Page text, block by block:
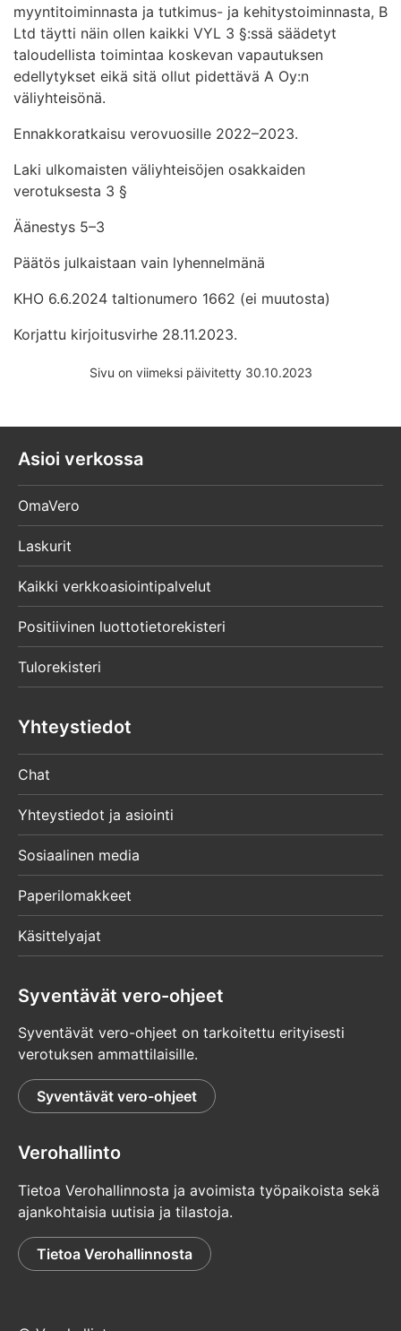
myyntitoiminnasta ja tutkimus- ja kehitystoiminnasta, B
Ltd täytti näin ollen kaikki VYL 3 §:ssä säädetyt
taloudellista toimintaa koskevan vapautuksen
edellytykset eikä sitä ollut pidettävä A Oy:n
väliyhteisönä.
Ennakkoratkaisu verovuosille 2022–2023.
Laki ulkomaisten väliyhteisöjen osakkaiden
verotuksesta 3 §
Äänestys 5–3
Päätös julkaistaan vain lyhennelmänä
KHO 6.6.2024 taltionumero 1662 (ei muutosta)
Korjattu kirjoitusvirhe 28.11.2023.
Sivu on viimeksi päivitetty 30.10.2023
Asioi verkossa
OmaVero
Laskurit
Kaikki verkkoasiointipalvelut
Positiivinen luottotietorekisteri
Tulorekisteri
Yhteystiedot
Chat
Yhteystiedot ja asiointi
Sosiaalinen media
Paperilomakkeet
Käsittelyajat
Syventävät vero-ohjeet
Syventävät vero-ohjeet on tarkoitettu erityisesti
verotuksen ammattilaisille.
Syventävät vero-ohjeet
Verohallinto
Tietoa Verohallinnosta ja avoimista työpaikoista sekä
ajankohtaisia uutisia ja tilastoja.
Tietoa Verohallinnosta